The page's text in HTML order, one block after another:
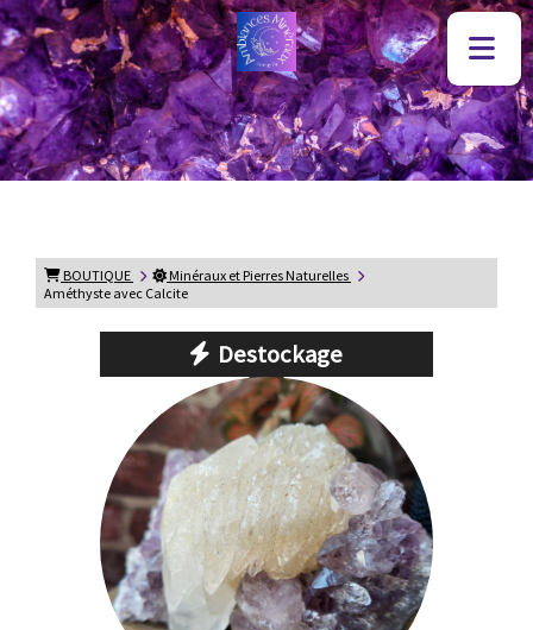
BOUTIQUE
Minéraux et Pierres Naturelles
Améthyste avec Calcite
Destockage